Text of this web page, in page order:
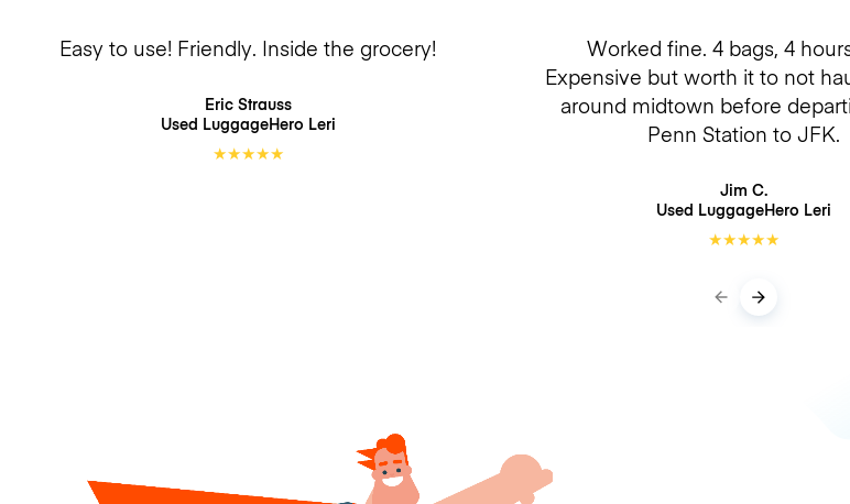
Easy to use! Friendly. Inside the grocery!
Eric Strauss
Used LuggageHero Leri
★★★★★
Worked fine. 4 bags, 4
Expensive but worth it to not
around midtown before
Penn Station to JFK.
Jim C.
Used LuggageHero Leri
★★★★★